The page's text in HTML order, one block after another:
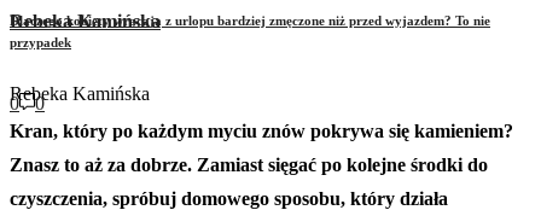
Dlaczego kobiety wracają z urlopu bardziej zmęczone niż przed wyjazdem? To nie
przypadek
Rebeka Kamińska
Rebeka Kamińska
0
0
Kran, który po każdym myciu znów pokrywa się kamieniem?
Znasz to aż za dobrze. Zamiast sięgać po kolejne środki do
czyszczenia, spróbuj domowego sposobu, który działa